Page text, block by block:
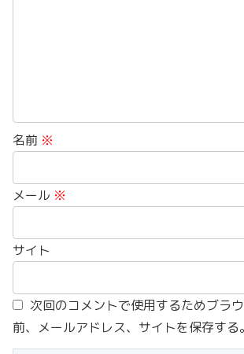
名前 ※
メール ※
サイト
次回のコメントで使用するためブラ
前、メールアドレス、サイトを保存する。